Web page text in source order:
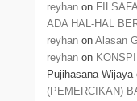
reyhan on
ADA HAL-HAL
reyhan onAlasan
reyhan on
Pujihasana Wijaya
(PEMERCIKAN)